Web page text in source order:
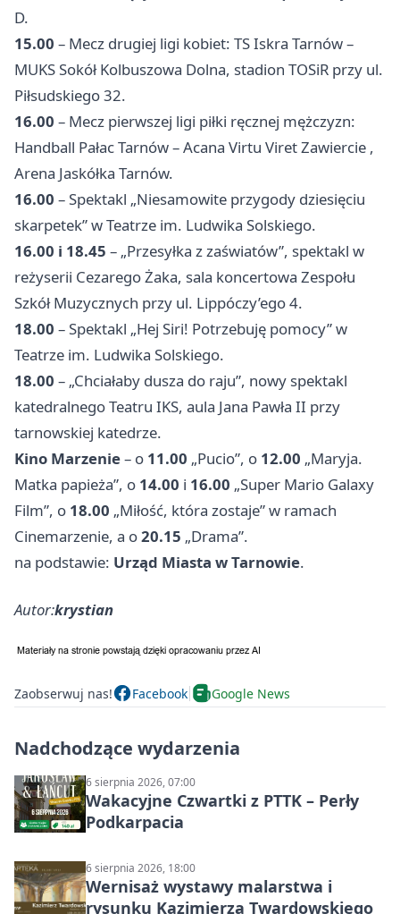
D.
15.00 – Mecz drugiej ligi kobiet: TS Iskra Tarnów –
MUKS Sokół Kolbuszowa Dolna, stadion TOSiR przy ul.
Piłsudskiego 32.
16.00 – Mecz pierwszej ligi piłki ręcznej mężczyzn:
Handball Pałac Tarnów – Acana Virtu ViretZawiercie ,
Arena Jaskółka Tarnów.
16.00 – Spektakl „Niesamowite przygody dziesięciu
skarpetek” w Teatrze im. Ludwika Solskiego.
16.00 i 18.45 – „Przesyłka z zaświatów”, spektakl w
reżyserii Cezarego Żaka, sala koncertowa Zespołu
Szkół Muzycznych przy ul. Lippóczy’ego 4.
18.00 – Spektakl „Hej Siri! Potrzebuję pomocy” w
Teatrze im. Ludwika Solskiego.
18.00 – „Chciałaby dusza do raju”, nowy spektakl
katedralnego Teatru IKS, aula Jana Pawła II przy
tarnowskiej katedrze.
Kino Marzenie– o 11.00 „Pucio”, o 12.00 „Maryja.
Matka papieża”, o 14.00 i 16.00 „Super Mario Galaxy
Film”, o 18.00 „Miłość, która zostaje” w ramach
Cinemarzenie, a o20.15 „Drama”.
na podstawie: Urząd Miasta w Tarnowie.
Autor:krystian
Zaobserwuj nas! Facebook Google News
Nadchodzące wydarzenia
6 sierpnia 2026, 07:00
Wakacyjne Czwartki z PTTK – Perły
Podkarpacia
6 sierpnia 2026, 18:00
Wernisaż wystawy malarstwa i
rysunku Kazimierza Twardowskiego